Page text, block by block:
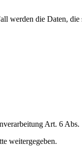
werden die Daten,
Art. 6
weitergegeben.